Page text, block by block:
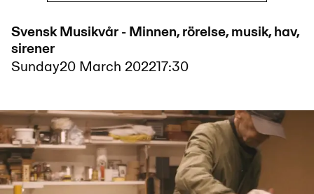
Svensk Musikvår - Minnen, rörelse, musik, hav,
sirener
Sunday20 March 202217:30